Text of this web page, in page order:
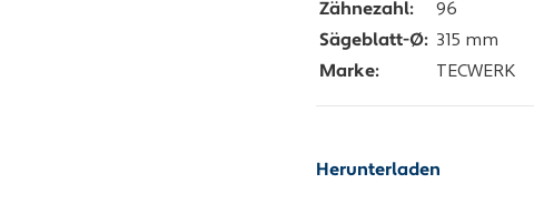
Zähnezahl:
96
Sägeblatt-Ø: 315 mm
Marke:
TECWERK
Herunterladen